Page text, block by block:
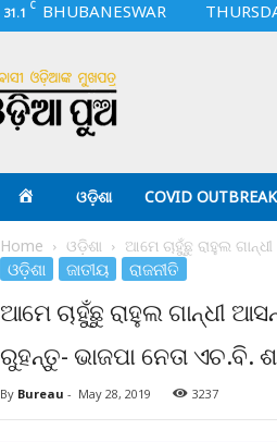
31.1 C BHUBANESWAR
ଓଡ଼ିଶା COVID OUTBREAK
Home ଓଡ଼ିଶା ଆମେ ଚାହୁଁଛୁ ରାହୁଲ
ଓଡ଼ିଶା ଜାତୀୟ ରାଜନୀତି
ଆମେ ଚାହୁଁଛୁ ରାହୁଲ ଗାନ୍ଧୀ
ରୁହନ୍ତୁ- ଭାଜପା ନେତା ଏଚ.ବି.
By Bureau - May 28, 2019 3237